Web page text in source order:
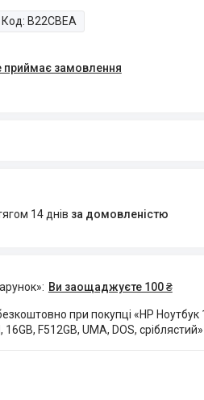
Код: B22CBEA
приймає замовлення
14 днів за домовленістю
Ви заощаджуєте 100 ₴
при покупці «HP
F512GB, UMA, DOS, сріблястий»